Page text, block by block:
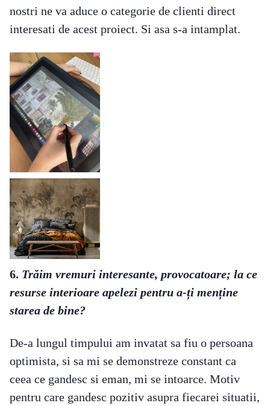
nostri ne va aduce o categorie de clienti direct
interesati de acest proiect. Si asa s-a intamplat.
6. Trăim vremuri interesante, provocatoare; la ce
resurse interioare apelezi pentru a-ți menține
starea de bine?
De-a lungul timpului am invatat sa fiu o persoana
optimista, si sa mi se demonstreze constant ca
ceea ce gandesc si eman, mi se intoarce. Motiv
pentru care gandesc pozitiv asupra fiecarei situatii,